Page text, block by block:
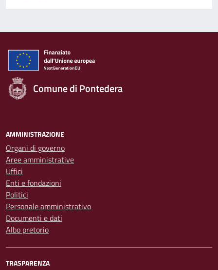
Comune di Pontedera
AMMINISTRAZIONE
Organi di governo
Aree amministrative
Uffici
Enti e fondazioni
Politici
Personale amministrativo
Documenti e dati
Albo pretorio
TRASPARENZA